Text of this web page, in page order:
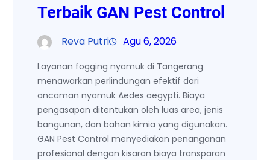
Terbaik GAN Pest Control
Reva Putri Agu 6, 2026
Layanan fogging nyamuk di Tangerang
menawarkan perlindungan efektif dari
ancaman nyamuk Aedes aegypti. Biaya
pengasapan ditentukan oleh luas area, jenis
bangunan, dan bahan kimia yang digunakan.
GAN Pest Control menyediakan penanganan
profesional dengan kisaran biaya transparan